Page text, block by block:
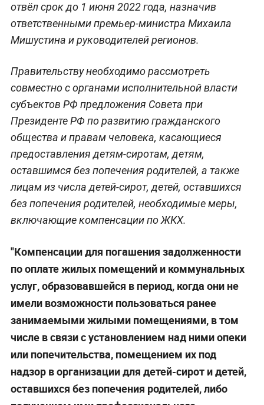
отвёл срок до 1 июня 2022 года, назначив
ответственными премьер-министра Михаила
Мишустина и руководителей регионов.
Правительству необходимо рассмотреть
совместно с органами исполнительной власти
субъектов РФ предложения Совета при
Президенте РФ по развитию гражданского
общества и правам человека, касающиеся
предоставления детям-сиротам, детям,
оставшимся без попечения родителей, а также
лицам из числа детей-сирот, детей, оставшихся
без попечения родителей, необходимые меры,
включающие компенсации по ЖКХ.
"Компенсации для погашения задолженности
по оплате жилых помещений и коммунальных
услуг, образовавшейся в период, когда они не
имели возможности пользоваться ранее
занимаемыми жилыми помещениями, в том
числе в связи с установлением над ними опеки
или попечительства, помещением их под
надзор в организации для детей-сирот и детей,
оставшихся без попечения родителей, либо